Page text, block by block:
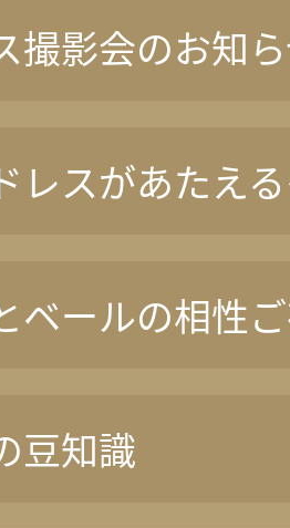
撮影会のお知
レスがあたえ
ベールの相性
豆知識